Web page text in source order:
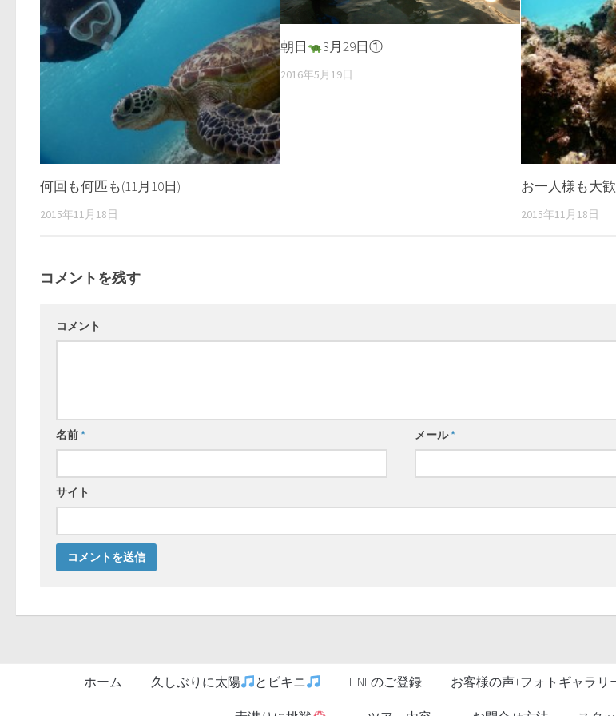
何回も何匹も(11月10日)
2015年11月18日
朝日 3月29日①
2016年5月19日
お一人様も大
2015年11月18日
コメントを残す
コメント
名前* メール*
サイト
ホーム 久しぶりに太陽 とビキニ LINEのご登録 お客様の声+フォトギャラリ